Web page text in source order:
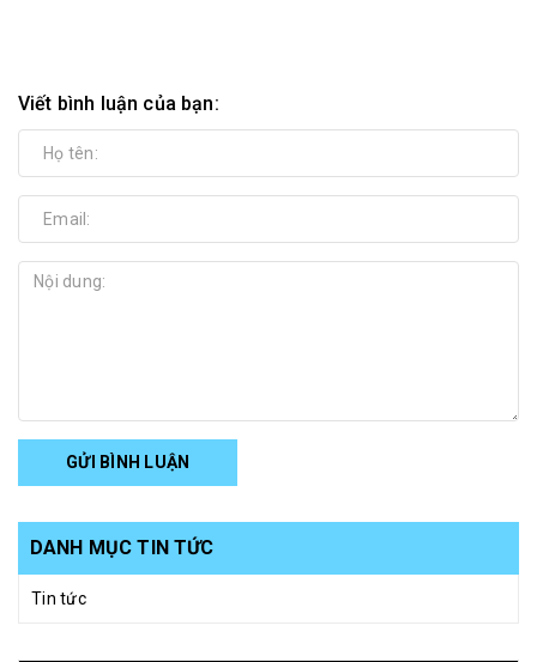
Viết bình luận của bạn:
GỬI BÌNH LUẬN
DANH MỤC TIN TỨC
Tin tức